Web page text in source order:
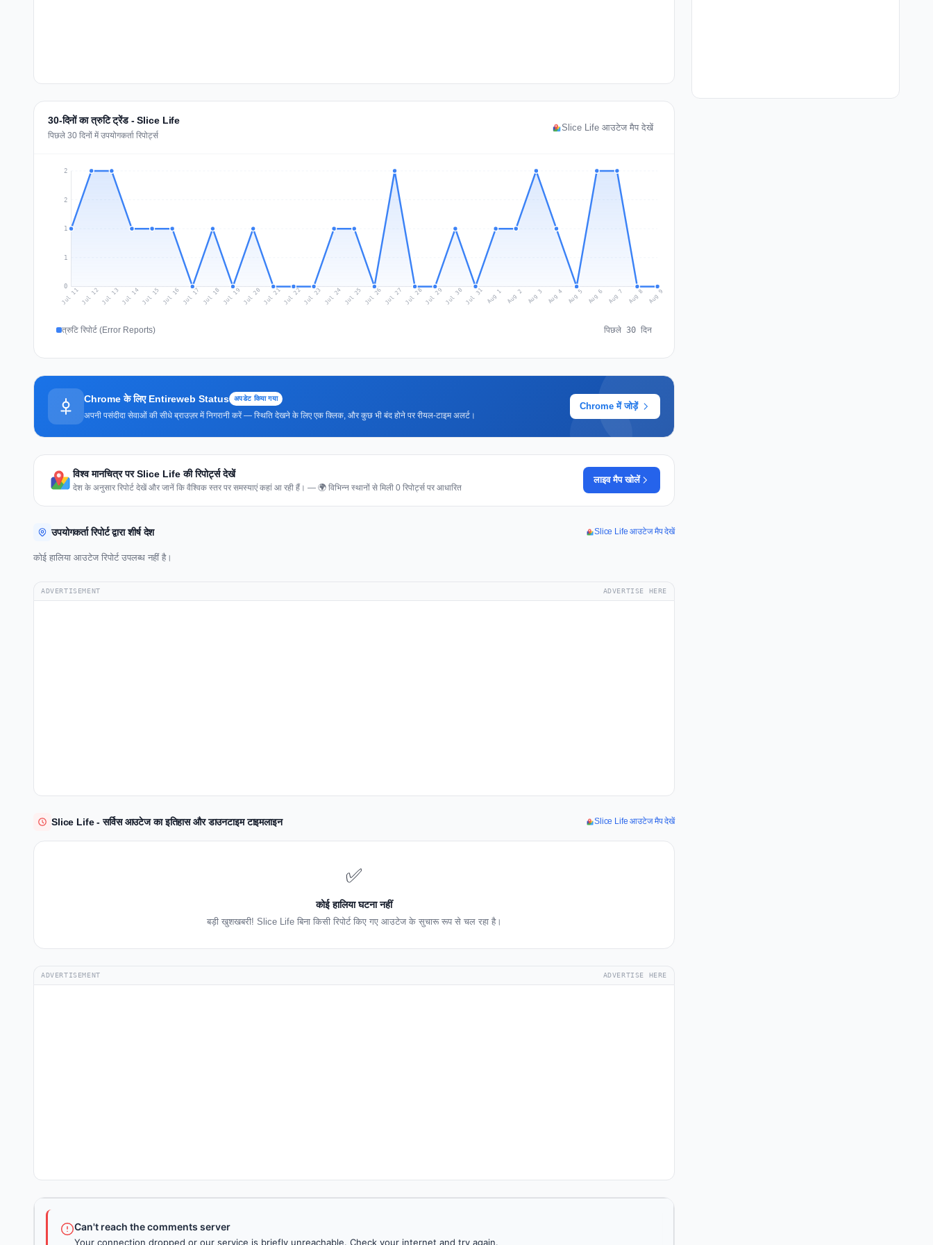
30-दिनों का त्रुटि ट्रेंड - Slice Life
पिछले 30 दिनों में उपयोगकर्ता रिपोर्ट्स
Slice Life आउटेज मैप देखें
0
1
1
2
2
Jul 11Jul 12Jul 13 Jul 14Jul 15 Jul 16 Jul 17 Jul 18 Jul 19 Jul 20 Jul 21Jul 22Jul 23 Jul 24 Jul 25 Jul 26 Jul 27 Jul 28Jul 29 Jul 30 Jul 31 Aug 1 Aug 2 Aug 3 Aug 4 Aug 5 Aug 6 Aug 7 Aug 8 Aug 9
त्रुटि रिपोर्ट (Error Reports) पिछले 30 दिन
Chrome के लिए Entireweb Status अपडेट किया गया
अपनी पसंदीदा सेवाओं की सीधे ब्राउज़र में निगरानी करें — स्थिति देखने के लिए एक क्लिक, और कुछ भी बंद होने पर रीयल-टाइम अलर्ट।
Chrome में जोड़ें
विश्व मानचित्र पर Slice Life की रिपोर्ट्स देखें
देश के अनुसार रिपोर्ट देखें और जानें कि वैश्विक स्तर पर समस्याएं कहां आ रही हैं। — 🌍 विभिन्न स्थानों से मिली 0 रिपोर्ट्स पर आधारित
लाइव मैप खोलें
उपयोगकर्ता रिपोर्ट द्वारा शीर्ष देश Slice Life आउटेज मैप देखें
कोई हालिया आउटेज रिपोर्ट उपलब्ध नहीं है।
ADVERTISEMENT ADVERTISE HERE
Slice Life - सर्विस आउटेज का इतिहास और डाउनटाइम टाइमलाइन Slice Life आउटेज मैप देखें
✅
कोई हालिया घटना नहीं
बड़ी खुशखबरी! Slice Life बिना किसी रिपोर्ट किए गए आउटेज के सुचारू रूप से चल रहा है।
ADVERTISEMENT ADVERTISE HERE
Can't reach the comments server
Your connection dropped or our service is briefly unreachable. Check your internet and try again.